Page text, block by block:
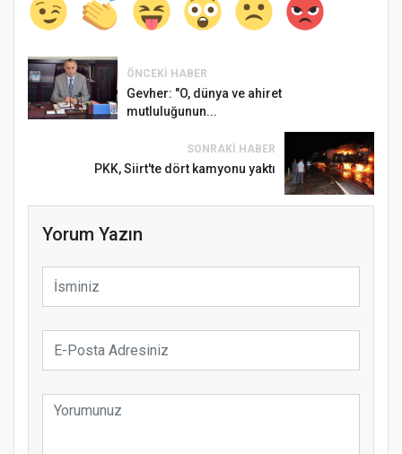
ÖNCEKI HABER
Gevher: "O, dünya ve ahiret
mutluluğunun...
SONRAKI HABER
PKK, Siirt'te dört kamyonu yaktı
Yorum Yazın